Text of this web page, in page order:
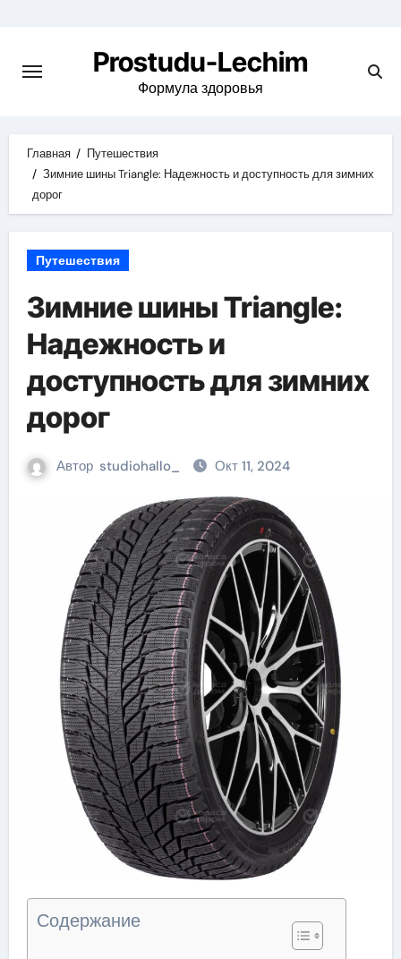
содержимому
Prostudu-Lechim
Формула здоровья
Главная
Путешествия
Зимние шины Triangle: Надежность и доступность для зимних
дорог
Путешествия
Зимние шины Triangle:
Надежность и
доступность для зимних
дорог
Автор studiohallo_ Окт 11, 2024
Содержание